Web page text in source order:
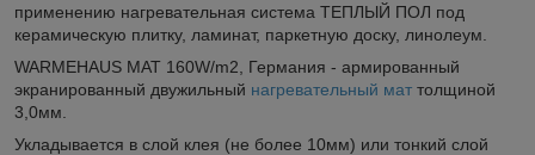
применению нагревательная система ТЕПЛЫЙ ПОЛ под
керамическую плитку, ламинат, паркетную доску, линолеум.
WARMEHAUS MAT 160W/m2, Германия - армированный
экранированный двужильный нагревательный мат толщиной
3,0мм.
Укладывается в слой клея (не более 10мм) или тонкий слой